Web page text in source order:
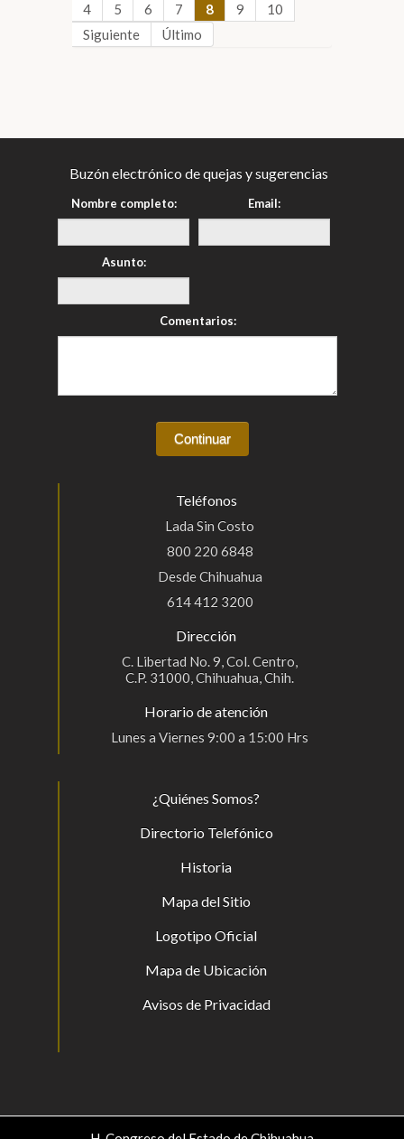
4
5 6 7 8 9
10
Siguiente
Último
Buzón electrónico de quejas y sugerencias
Nombre completo: Email:
Asunto:
Comentarios:
Teléfonos
Lada Sin Costo
800 220 6848
Desde Chihuahua
614 412 3200
Dirección
C. Libertad No. 9, Col. Centro,
C.P. 31000, Chihuahua, Chih.
Horario de atención
Lunes a Viernes 9:00 a 15:00 Hrs
¿Quiénes Somos?
Directorio Telefónico
Historia
Mapa del Sitio
Logotipo Oficial
Mapa de Ubicación
Avisos de Privacidad